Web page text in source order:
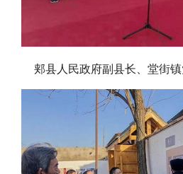
郏县人民政府副县长、堂街